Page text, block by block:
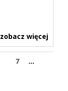
zobacz więcej
7 ...